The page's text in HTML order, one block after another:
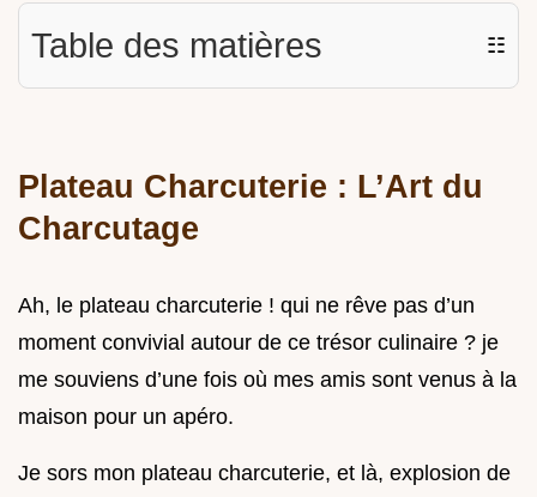
Table des matières ☷
Plateau Charcuterie : L’Art du
Charcutage
Ah, le plateau charcuterie ! qui ne rêve pas d’un
moment convivial autour de ce trésor culinaire ? je
me souviens d’une fois où mes amis sont venus à la
maison pour un apéro.
Je sors mon plateau charcuterie, et là, explosion de